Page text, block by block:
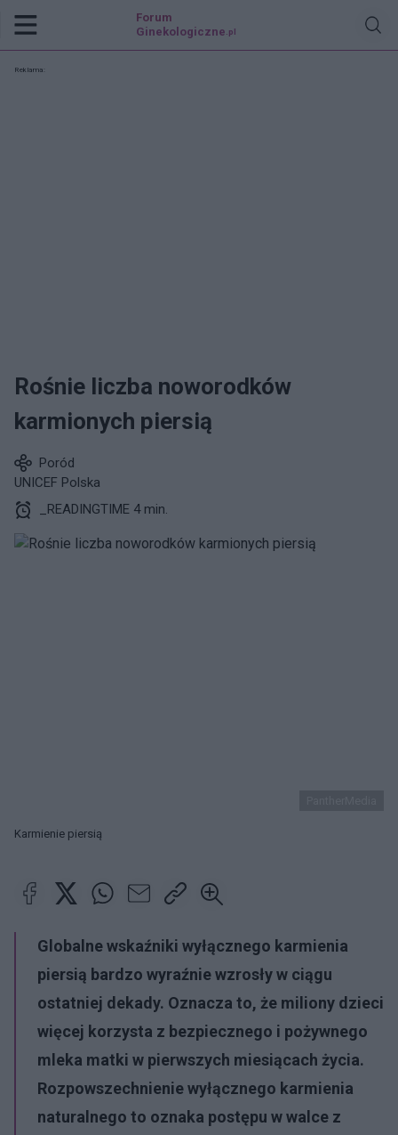
Forum
Ginekologiczne .pl
Reklama:
Rośnie liczba noworodków
karmionych piersią
Poród
UNICEF Polska
_READINGTIME 4 min.
Karmienie piersią
Globalne wskaźniki wyłącznego karmienia
piersią bardzo wyraźnie wzrosły w ciągu
ostatniej dekady. Oznacza to, że miliony dzieci
więcej korzysta z bezpiecznego i pożywnego
mleka matki w pierwszych miesiącach życia.
Rozpowszechnienie wyłącznego karmienia
naturalnego to oznaka postępu w walce z